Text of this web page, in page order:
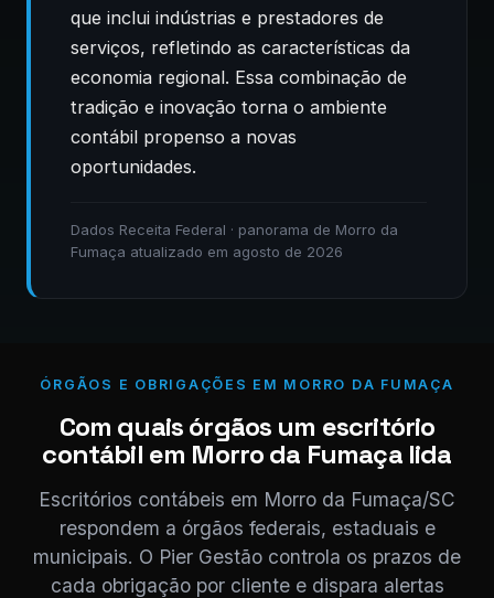
que inclui indústrias e prestadores de
serviços, refletindo as características da
economia regional. Essa combinação de
tradição e inovação torna o ambiente
contábil propenso a novas
oportunidades.
Dados Receita Federal · panorama de Morro da
Fumaça atualizado em agosto de 2026
ÓRGÃOS E OBRIGAÇÕES EM MORRO DA FUMAÇA
Com quais órgãos um escritório
contábil em Morro da Fumaça lida
Escritórios contábeis em Morro da Fumaça/SC
respondem a órgãos federais, estaduais e
municipais. O Pier Gestão controla os prazos de
cada obrigação por cliente e dispara alertas